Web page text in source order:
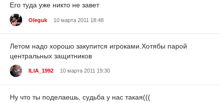
Его туда уже никто не завет
Oleguk 10 марта 2011 18:48
Летом надо хорошо закупится игроками.Хотябы парой
центральных защитников
ILIA_1992 10 марта 2011 19:30
Ну что ты поделаешь, судьба у нас такая(((